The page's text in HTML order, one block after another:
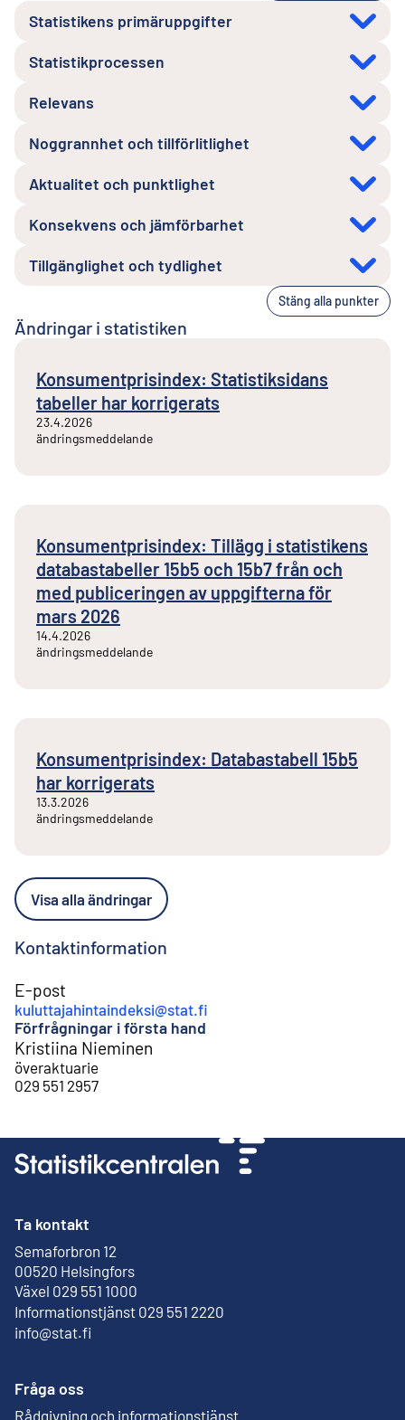
Statistikens primäruppgifter
Statistikprocessen
Relevans
Noggrannhet och tillförlitlighet
Aktualitet och punktlighet
Konsekvens och jämförbarhet
Tillgänglighet och tydlighet
Stäng alla punkter
Ändringar i statistiken
Konsumentprisindex: Statistiksidans
tabeller har korrigerats
23.4.2026
ändringsmeddelande
Konsumentprisindex: Tillägg i statistikens
databastabeller 15b5 och 15b7 från och
med publiceringen av uppgifterna för
mars 2026
14.4.2026
ändringsmeddelande
Konsumentprisindex: Databastabell 15b5
har korrigerats
13.3.2026
ändringsmeddelande
Visa alla ändringar
Kontaktinformation
E-post
kuluttajahintaindeksi@stat.fi
Förfrågningar i första hand
Kristiina Nieminen
överaktuarie
029 551 2957
Ta kontakt
Semaforbron 12
00520 Helsingfors
Extern länk
Växel 029 551 1000
Informationstjänst 029 551 2220
info@stat.fi
Fråga oss
Rådgivning och informationstjänst